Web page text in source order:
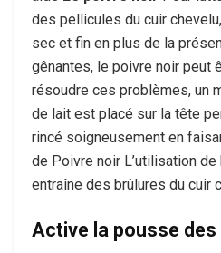
des pellicules du cuir
sec et fin en plus de la
gênantes, le poivre noir peut
résoudre ces problèmes, un
de lait est placé sur la tête
rincé soigneusement en
de Poivre noir L’utilisation
entraîne des brûlures du cuir
Active la pousse des